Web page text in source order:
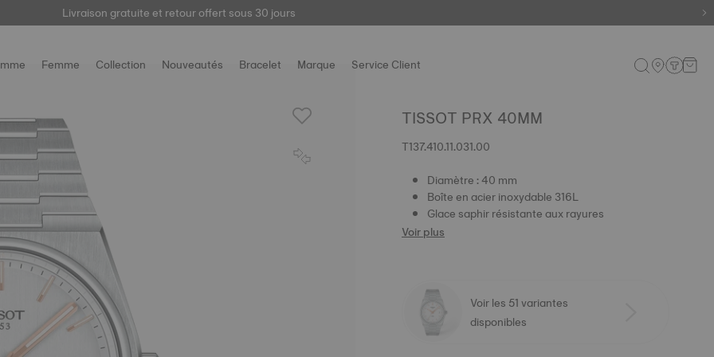
Livraison gratuite et retour offert sous 30 jours
ici
Femme Collection Nouveautés Bracelet Marque Service Client
TISSOT PRX 40MM
T137.410.11.031.00
Diamètre : 40 mm
Boîte en acier inoxydable 316L
Glace saphir résistante aux rayures
Voir plus
Voir les 51 variantes
disponibles